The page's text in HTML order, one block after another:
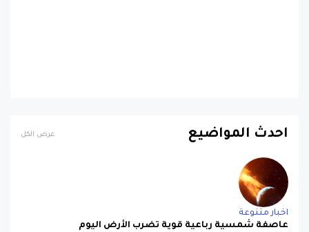
احدث المواضيع عرض الكل
اخبار متنوعة
عاصفة شمسية رباعية قوية تضرب الأرض اليوم